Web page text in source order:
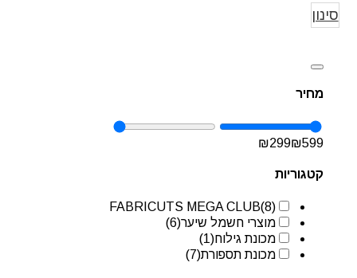
סינון
מחיר
₪299₪599
קטגוריות
FABRICUTS MEGA CLUB(8)
מוצרי חשמל שיער(6)
מכונת גילוח(1)
מכונת תספורת(7)